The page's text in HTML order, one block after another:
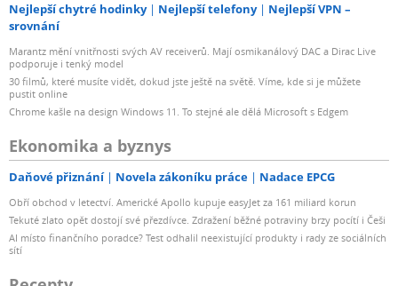
Nejlepší chytré hodinky Nejlepší telefony
Nejlepší VPN –
srovnání
Marantz mění vnitřnosti svých AV receiverů. Mají osmikanálový DAC a Dirac Live
podporuje i tenký model
30 filmů, které musíte vidět, dokud jste ještě na světě. Víme, kde si je můžete
pustit online
Chrome kašle na design Windows 11. To stejné ale dělá Microsoft s Edgem
Ekonomika a byznys
Daňové přiznání Novela zákoníku práce Nadace EPCG
Obří obchod v letectví. Americké Apollo kupuje easyJet za 161 miliard korun
Tekuté zlato opět dostojí své přezdívce. Zdražení běžné potraviny brzy pocítí i Češi
AI místo finančního poradce? Test odhalil neexistující produkty i rady ze sociálních
sítí